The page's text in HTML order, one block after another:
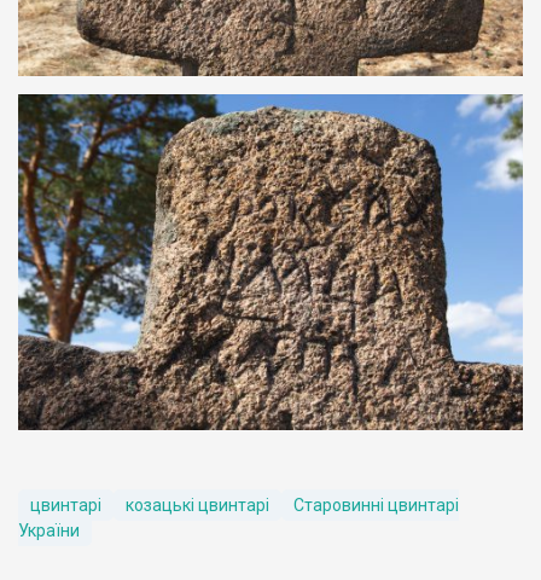
цвинтарі козацькі цвинтарі
Старовинні цвинтарі
України